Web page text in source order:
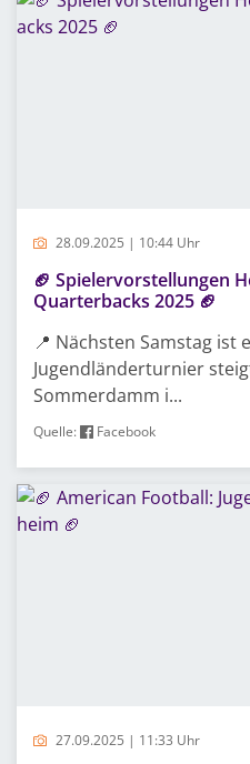
28.09.2025 | 10:44 Uhr
🏈 Spielervorstellungen
Quarterbacks 2025 🏈
📍 Nächsten Samstag ist
Jugendländerturnier
Sommerdamm i...
Quelle: Facebook
27.09.2025 | 11:33 Uhr